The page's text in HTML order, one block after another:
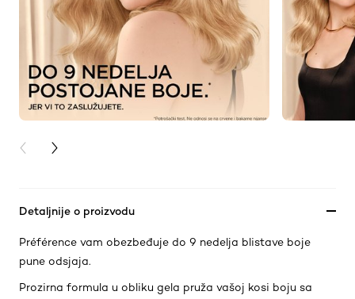
PREVIOUS CARD
NEXT CARD
Detaljnije o proizvodu
Préférence vam obezbeđuje do 9 nedelja blistave boje
pune odsjaja.
Prozirna formula u obliku gela pruža vašoj kosi boju sa